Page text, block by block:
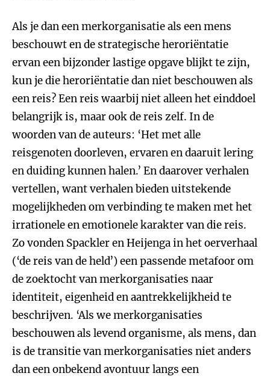
Als je dan een merkorganisatie als een mens
beschouwt en de strategische heroriëntatie
ervan een bijzonder lastige opgave blijkt te zijn,
kun je die heroriëntatie dan niet beschouwen als
een reis? Een reis waarbij niet alleen het einddoel
belangrijk is, maar ook de reis zelf. In de
woorden van de auteurs: ‘Het met alle
reisgenoten doorleven, ervaren en daaruit lering
en duiding kunnen halen.’ En daarover verhalen
vertellen, want verhalen bieden uitstekende
mogelijkheden om verbinding te maken met het
irrationele en emotionele karakter van die reis.
Zo vonden Spackler en Heijenga in het oerverhaal
(‘de reis van de held’) een passende metafoor om
de zoektocht van merkorganisaties naar
identiteit, eigenheid en aantrekkelijkheid te
beschrijven. ‘Als we merkorganisaties
beschouwen als levend organisme, als mens, dan
is de transitie van merkorganisaties niet anders
dan een onbekend avontuur langs een